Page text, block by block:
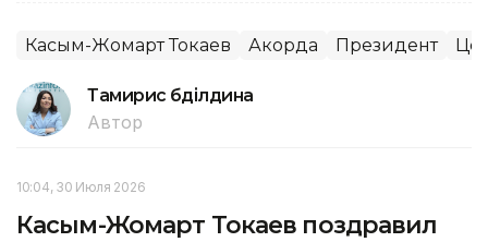
Касым-Жомарт Токаев Акорда Президент
Тамирис Әбділдина
Автор
10:04, 30 Июля 2026
Касым-Жомарт Токаев поздравил